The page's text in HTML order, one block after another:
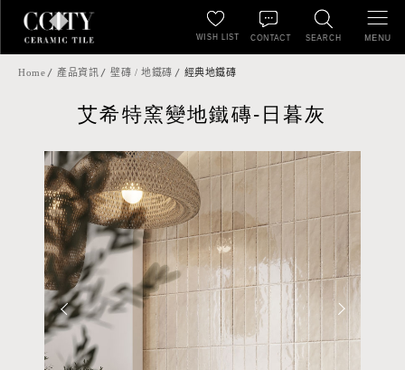
SEARCH
WISH LIST CONTACT MENU
Home 產品資訊 壁磚 / 地鐵磚 經典地鐵磚
艾希特窯變地鐵磚-日暮灰